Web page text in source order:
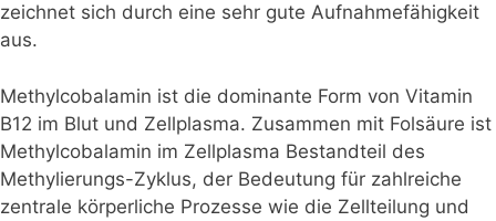
zeichnet sich durch eine sehr gute Aufnahmefähigkeit
aus.
Methylcobalamin ist die dominante Form von Vitamin
B12 im Blut und Zellplasma. Zusammen mit Folsäure ist
Methylcobalamin im Zellplasma Bestandteil des
Methylierungs-Zyklus, der Bedeutung für zahlreiche
zentrale körperliche Prozesse wie die Zellteilung und